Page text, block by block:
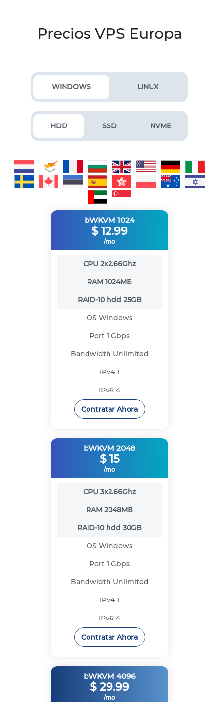
Precios VPS Europa
WINDOWS LINUX
HDD SSD NVME
bWKVM 1024
$ 12.99
/mo
CPU 2x2.66Ghz
RAM 1024MB
RAID-10 hdd 25GB
OS Windows
Port 1 Gbps
Bandwidth Unlimited
IPv41
IPv6 4
Contratar Ahora
bWKVM 2048
$ 15
/mo
CPU 3x2.66Ghz
RAM 2048MB
RAID-10 hdd 30GB
OS Windows
Port 1 Gbps
Bandwidth Unlimited
IPv41
IPv6 4
Contratar Ahora
bWKVM 4096
$ 29.99
/mo